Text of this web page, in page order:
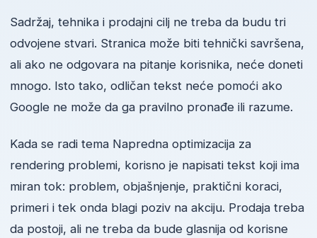
Sadržaj, tehnika i prodajni cilj ne treba da budu tri
odvojene stvari. Stranica može biti tehnički savršena,
ali ako ne odgovara na pitanje korisnika, neće doneti
mnogo. Isto tako, odličan tekst neće pomoći ako
Google ne može da ga pravilno pronađe ili razume.
Kada se radi tema Napredna optimizacija za
rendering problemi, korisno je napisati tekst koji ima
miran tok: problem, objašnjenje, praktični koraci,
primeri i tek onda blagi poziv na akciju. Prodaja treba
da postoji, ali ne treba da bude glasnija od korisne